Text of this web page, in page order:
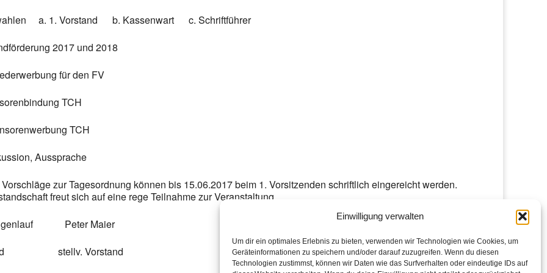
Einwilligung verwalten
Um dir ein optimales Erlebnis zu bieten, verwenden wir Technologien wie Cookies, um
Geräteinformationen zu speichern und/oder darauf zuzugreifen. Wenn du diesen
Technologien zustimmst, können wir Daten wie das Surfverhalten oder eindeutige IDs auf
a. 1. Vorstand b. Kassenwart c. Schriftführer
2017 und 2018
für den FV
TCH
TCH
Aussprache
zur Tagesordnung können bis 15.06.2017 beim 1. Vorsitzenden schriftlich eingereicht werden.
freut sich auf eine rege Teilnahme zur Veranstaltung.
Peter Maier
stellv. Vorstand